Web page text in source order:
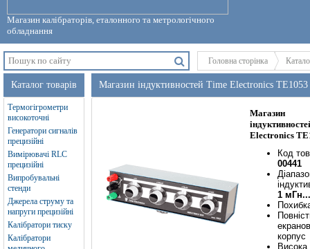
Магазин калібраторів, еталонного та метрологічного
обладнання
Головна сторінка
Каталог товарів
Термогігрометри
високоточні
Генератори сигналів
прецизійні
Вимірювачі RLC
прецизійні
Випробувальні
стенди
Джерела струму та
напруги прецизійні
Калібратори тиску
Калібратори
Магазин індуктивностей Time Electronics TE1053
Магазин
Electronics
Код
00441
1
корпус
Висока